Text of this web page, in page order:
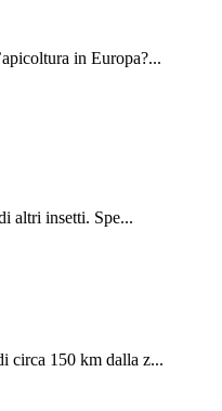
in Europa?...
altri insetti. Spe...
circa 150 km dalla z...